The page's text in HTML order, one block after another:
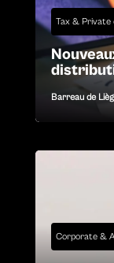
Tax & Private
Barreau de
Corporate &